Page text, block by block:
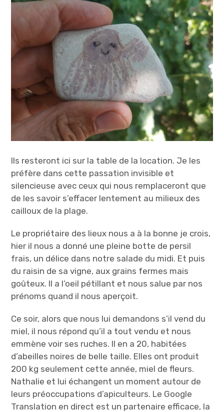
Ils resteront ici sur la table de la location. Je les
préfère dans cette passation invisible et
silencieuse avec ceux qui nous remplaceront que
de les savoir s’effacer lentement au milieux des
cailloux de la plage.
Le propriétaire des lieux nous a à la bonne je crois,
hier il nous a donné une pleine botte de persil
frais, un délice dans notre salade du midi. Et puis
du raisin de sa vigne, aux grains fermes mais
goûteux. Il a l’oeil pétillant et nous salue par nos
prénoms quand il nous aperçoit.
Ce soir, alors que nous lui demandons s’il vend du
miel, il nous répond qu’il a tout vendu et nous
emmène voir ses ruches. Il en a 20, habitées
d’abeilles noires de belle taille. Elles ont produit
200 kg seulement cette année, miel de fleurs.
Nathalie et lui échangent un moment autour de
leurs préoccupations d’apiculteurs. Le Google
Translation en direct est un partenaire efficace, la